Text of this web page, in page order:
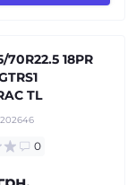
70R22.5 18PR
TL
202646
0